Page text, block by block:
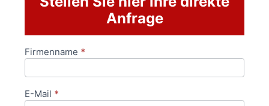
Anfrage
Anfrageformular
Firmenname *
E-Mail *